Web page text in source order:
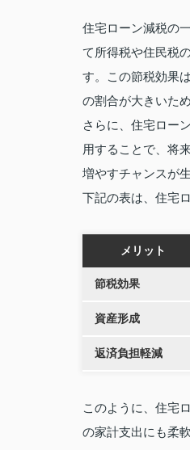
住宅ローン減税の
て所得税や住民税
す。この節税効果
の割合が大きいた
さらに、住宅ロー
用することで、将
増やすチャンスが
下記の表は、住宅
メリット
節税効果
資産形成
返済負担軽減
このように、住宅
の家計支出にも柔